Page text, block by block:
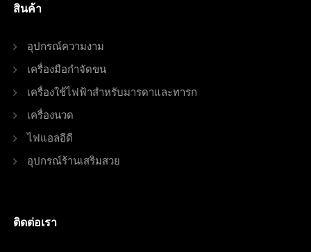
สินค้า
อุปกรณ์ความงาม
เครื่องมือกำจัดขน
เครื่องใช้ไฟฟ้าสำหรับมารดาและทารก
เครื่องนวด
ไฟแอลอีดี
อุปกรณ์ร้านเสริมสวย
ติดต่อเรา